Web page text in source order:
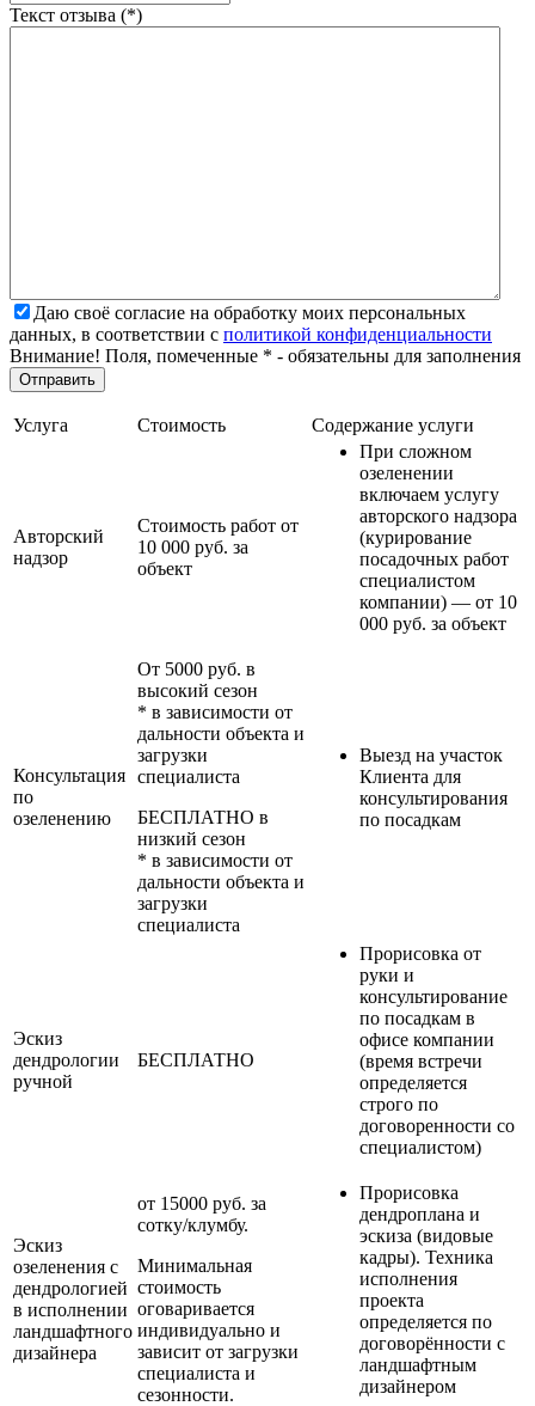
Текст отзыва (*)
Даю своё согласие на обработку моих персональных
данных, в соответствии с политикой конфиденциальности
Внимание! Поля, помеченные * - обязательны для заполнения
Услуга Стоимость Содержание услуги
Авторский
надзор
Стоимость работ от
10 000 руб. за
объект
При сложном
озеленении
включаем услугу
авторского надзора
(курирование
посадочных работ
специалистом
компании) — от 10
000 руб. за объект
Консультация
по
озеленению
От 5000 руб. в
высокий сезон
* в зависимости от
дальности объекта и
загрузки
специалиста
БЕСПЛАТНО в
низкий сезон
* в зависимости от
дальности объекта и
загрузки
специалиста
Выезд на участок
Клиента для
консультирования
по посадкам
Эскиз
дендрологии
ручной
БЕСПЛАТНО
Прорисовка от
руки и
консультирование
по посадкам в
офисе компании
(время встречи
определяется
строго по
договоренности со
специалистом)
Эскиз
озеленения с
дендрологией
в исполнении
ландшафтного
дизайнера
от 15000 руб. за
сотку/клумбу.
Минимальная
стоимость
оговаривается
индивидуально и
зависит от загрузки
специалиста и
сезонности.
Прорисовка
дендроплана и
эскиза (видовые
кадры). Техника
исполнения
проекта
определяется по
договорённости с
ландшафтным
дизайнером